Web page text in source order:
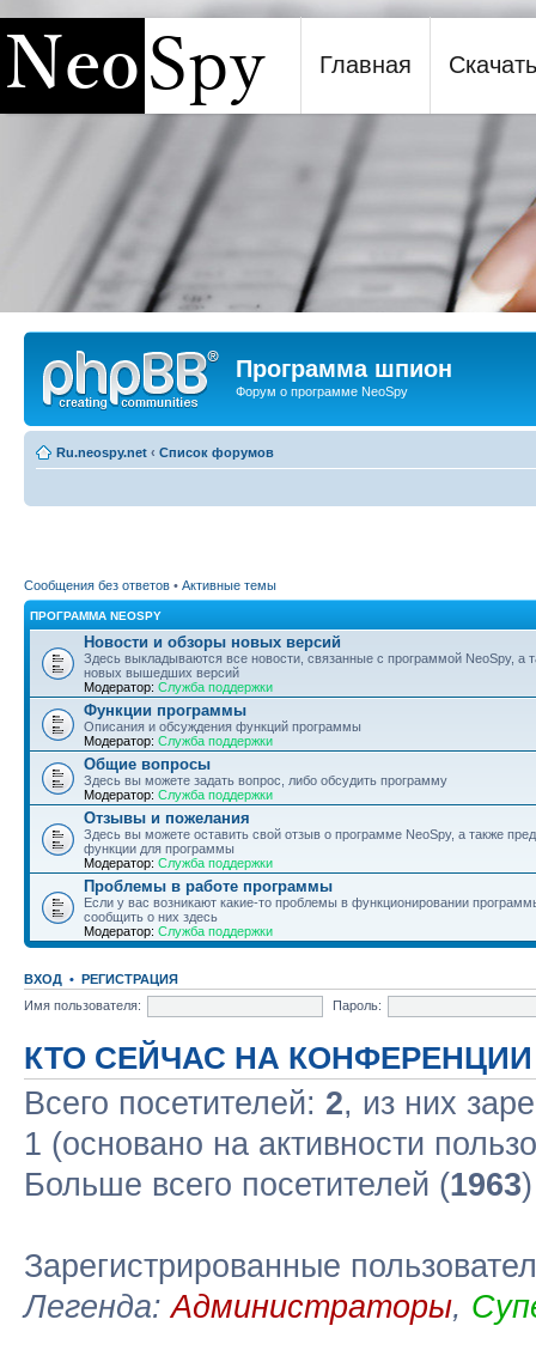
Программа шпион NeoSpy
Главная Скачать
Программа шпион
Форум о программе NeoSpy
Ru.neospy.net ‹ Список форумов
Сообщения без ответов • Активные темы
ПРОГРАММА NEOSPY
Новости и обзоры новых версий
Здесь выкладываются все новости, связанные с программой NeoSpy, а
новых вышедших версий
Модератор: Служба поддержки
Функции программы
Описания и обсуждения функций программы
Модератор: Служба поддержки
Общие вопросы
Здесь вы можете задать вопрос, либо обсудить программу
Модератор: Служба поддержки
Отзывы и пожелания
Здесь вы можете оставить свой отзыв о программе NeoSpy, а также
функции для программы
Модератор: Служба поддержки
Проблемы в работе программы
Если у вас возникают какие-то проблемы в функционировании
сообщить о них здесь
Модератор: Служба поддержки
ВХОД • РЕГИСТРАЦИЯ
Имя пользователя:
Пароль:
КТО СЕЙЧАС НА КОНФЕРЕНЦИИ
Всего посетителей: 2, из них
1 (основано на активности
Больше всего посетителей (1963
Зарегистрированные
Легенда:Администраторы,